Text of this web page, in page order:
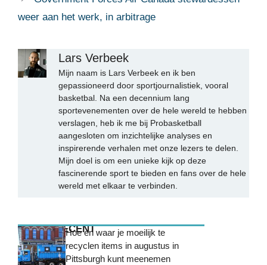
weer aan het werk, in arbitrage
Lars Verbeek
Mijn naam is Lars Verbeek en ik ben
gepassioneerd door sportjournalistiek, vooral
basketbal. Na een decennium lang
sportevenementen over de hele wereld te hebben
verslagen, heb ik me bij Probasketball
aangesloten om inzichtelijke analyses en
inspirerende verhalen met onze lezers te delen.
Mijn doel is om een unieke kijk op deze
fascinerende sport te bieden en fans over de hele
wereld met elkaar te verbinden.
MEEST RECENTHoe en waar je moeilijk te
recyclen items in augustus in
Pittsburgh kunt meenemen